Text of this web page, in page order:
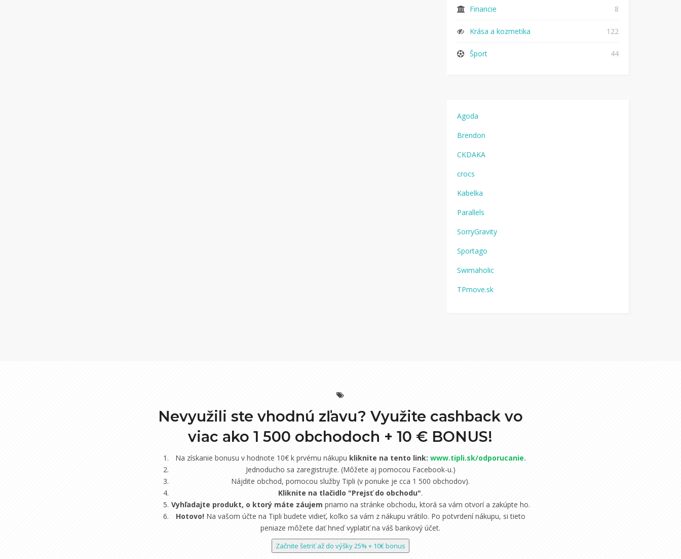
Financie 8
Krása a kozmetika 122
Šport 44
Agoda
Brendon
CKDAKA
crocs
Kabelka
Parallels
SorryGravity
Sportago
Swimaholic
TPmove.sk
Nevyužili ste vhodnú zľavu? Využite cashback vo
viac ako 1 500 obchodoch +10 € BONUS!
Na získanie bonusu v hodnote 10€ k prvému nákupu kliknite na tento link: www.tipli.sk/odporucanie.
Jednoducho sa zaregistrujte. (Môžete aj pomocou Facebook-u.)
Nájdite obchod, pomocou služby Tipli (v ponuke je cca 1 500 obchodov).
Kliknite na tlačidlo "Prejsť do obchodu".
Vyhľadajte produkt, o ktorý máte záujem priamo na stránke obchodu, ktorá sa vám otvorí a zakúpte ho.
Hotovo!Na vašom účte na Tipli budete vidieť, koľko sa vám z nákupu vrátilo. Po potvrdení nákupu, si tieto
peniaze môžete dať hneď vyplatiť na váš bankový účet.
Začnite šetriť až do výšky 25% + 10€ bonus